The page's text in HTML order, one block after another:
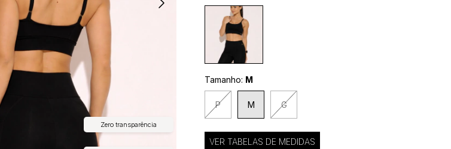
Zero transparência
Tamanho: M
P M G
VER TABELAS DE MEDIDAS